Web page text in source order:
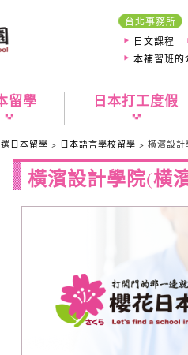
台北事務所
日文課程
本補習班的
留學 日本打工度假
日本留學 > 日本語言學校留學 > 橫濱設
橫濱設計學院(横